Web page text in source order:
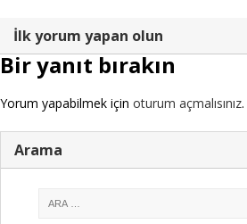
İlk yorum yapan olun
Bir yanıt bırakın
Yorum yapabilmek için oturum açmalısınız.
Arama